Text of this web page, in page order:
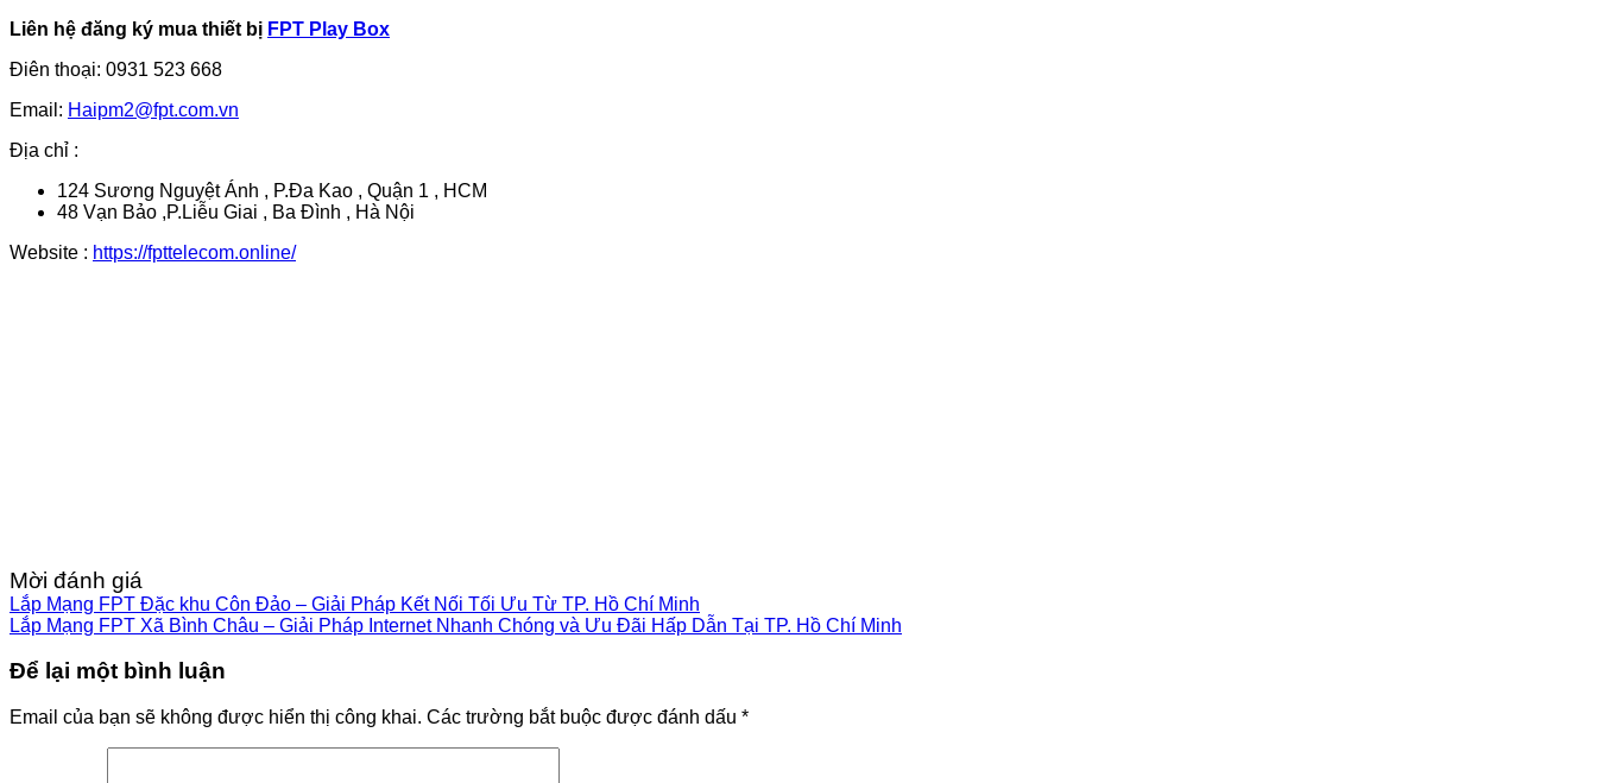
Liên hệ đăng ký mua thiết bị FPT Play Box
Điên thoại: 0931 523 668
Email: Haipm2@fpt.com.vn
Địa chỉ :
124 Sương Nguyệt Ánh , P.Đa Kao , Quận 1 , HCM
48 Vạn Bảo ,P.Liễu Giai , Ba Đình , Hà Nội
Website : https://fpttelecom.online/
Mời đánh giá
Lắp Mạng FPT Đặc khu Côn Đảo – Giải Pháp Kết Nối Tối Ưu Từ TP. Hồ Chí Minh
Lắp Mạng FPT Xã Bình Châu – Giải Pháp Internet Nhanh Chóng và Ưu Đãi Hấp Dẫn Tại TP. Hồ Chí Minh
Để lại một bình luận
Email của bạn sẽ không được hiển thị công khai. Các trường bắt buộc được đánh dấu *